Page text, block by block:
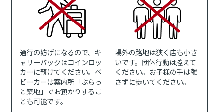
通行の妨げになるので、キ
ャリーバックはコインロッ
カーに預けてください。ベ
ビーカーは案内所「ぷらっ
と築地」でお預かりするこ
とも可能です。
場外の路地は狭く店も小さ
いです。団体行動は控えて
ください。お子様の手は離
さずに歩いてください。